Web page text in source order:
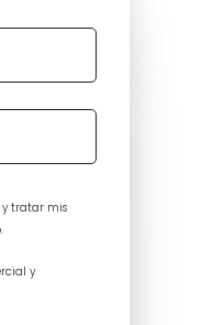
y tratar mis
y